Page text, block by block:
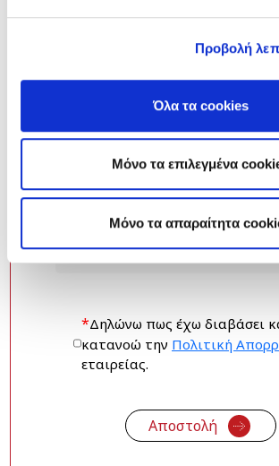
Προβολή
Όλα τα cookies
Μόνο τα επιλεγμένα
Mόνο τα απαραίτητα
*Δηλώνω πως έχω διαβάσει
κατανοώ την Πολιτική
εταιρείας.